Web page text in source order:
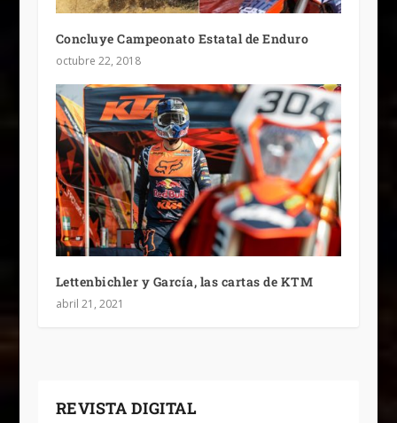
Concluye Campeonato Estatal de Enduro
octubre 22, 2018
Lettenbichler y García, las cartas de KTM
abril 21, 2021
REVISTA DIGITAL